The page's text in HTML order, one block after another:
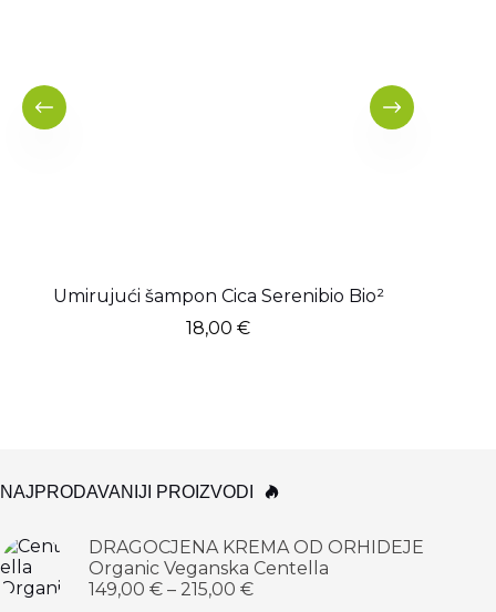
Umirujući šampon Cica Serenibio Bio²
18,00€
NAJPRODAVANIJI PROIZVODI
DRAGOCJENA KREMA OD ORHIDEJE
Organic Veganska Centella
149,00 € – 215,00 €